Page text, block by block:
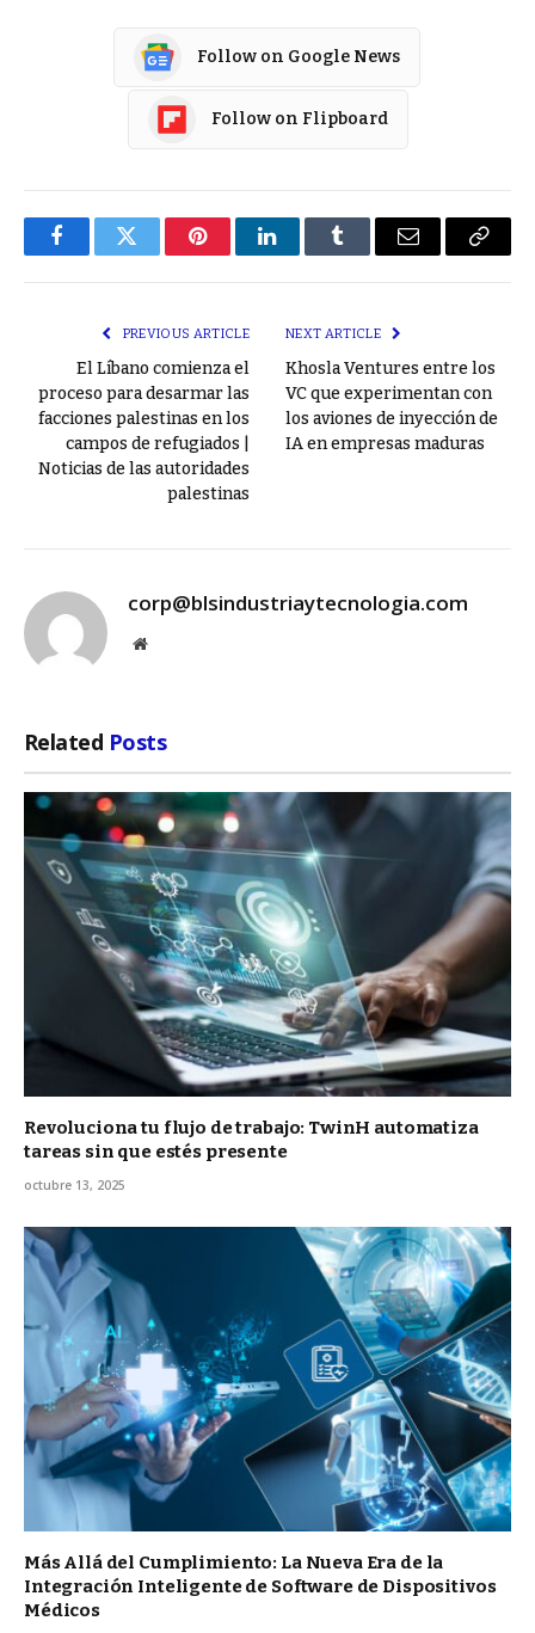
Follow on Google News
Follow on Flipboard
FacebookTwitter PinterestLinkedInTumblr Email
Copy
PREVIOUS ARTICLE
El Líbano comienza el
proceso para desarmar las
facciones palestinas en los
campos de refugiados |
Noticias de las autoridades
palestinas
NEXT ARTICLE
Khosla Ventures entre los
VC que experimentan con
los aviones de inyección de
IA en empresas maduras
corp@blsindustriaytecnologia.com
Website
Related Posts
Revoluciona tu flujo de trabajo: TwinH automatiza
tareas sin que estés presente
octubre 13, 2025
Más Allá del Cumplimiento: La Nueva Era de la
Integración Inteligente de Software de Dispositivos
Médicos